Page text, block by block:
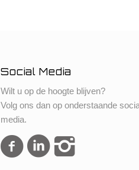
Social Media
Wilt u op de hoogte blijven?
Volg ons dan op onderstaande
media.